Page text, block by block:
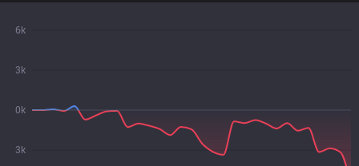
3k
0k
3k
6k